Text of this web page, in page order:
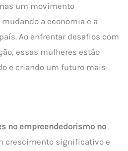
um movimento
a economia e a
Ao enfrentar desafios com
essas mulheres estão
e criando um futuro mais
no empreendedorismo no
crescimento significativo e